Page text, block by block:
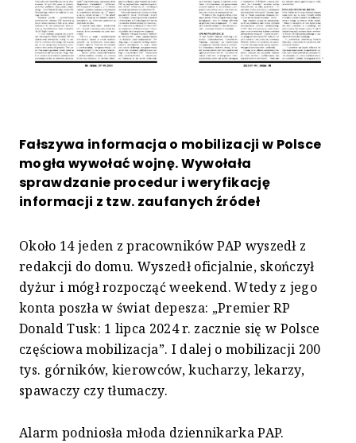
Fałszywa informacja o mobilizacji w Polsce
mogła wywołać wojnę. Wywołała
sprawdzanie procedur i weryfikację
informacji z tzw. zaufanych źródeł
Około 14 jeden z pracowników PAP wyszedł z
redakcji do domu. Wyszedł oficjalnie, skończył
dyżur i mógł rozpocząć weekend. Wtedy z jego
konta poszła w świat depesza: „Premier RP
Donald Tusk: 1 lipca 2024 r. zacznie się w Polsce
częściowa mobilizacja”. I dalej o mobilizacji 200
tys. górników, kierowców, kucharzy, lekarzy,
spawaczy czy tłumaczy.
Alarm podniosła młoda dziennikarka PAP.